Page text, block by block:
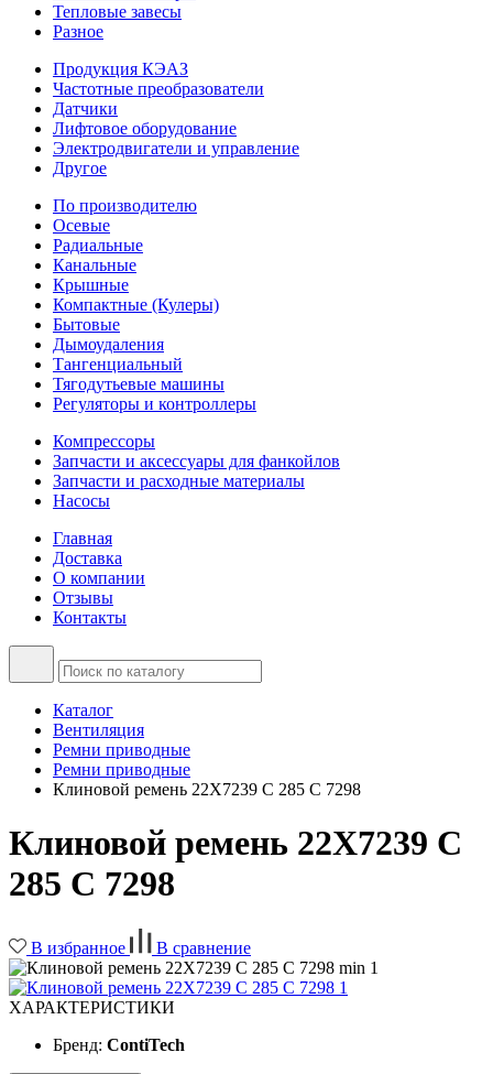
Тепловые завесы
Разное
Продукция КЭАЗ
Частотные преобразователи
Датчики
Лифтовое оборудование
Электродвигатели и управление
Другое
По производителю
Осевые
Радиальные
Канальные
Крышные
Компактные (Кулеры)
Бытовые
Дымоудаления
Тангенциальный
Тягодутьевые машины
Регуляторы и контроллеры
Компрессоры
Запчасти и аксессуары для фанкойлов
Запчасти и расходные материалы
Насосы
Главная
Доставка
О компании
Отзывы
Контакты
Каталог
Вентиляция
Ремни приводные
Ремни приводные
Клиновой ремень 22X7239 C 285 C 7298
Клиновой ремень 22X7239 C
285 C 7298
В избранное В сравнение
ХАРАКТЕРИСТИКИ
Бренд: ContiTech